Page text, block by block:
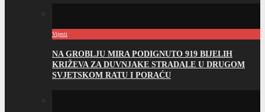
Vijesti
NA GROBLJU MIRA PODIGNUTO 919 BIJELIH
KRIŽEVA ZA DUVNJAKE STRADALE U DRUGOM
SVJETSKOM RATU I PORAĆU